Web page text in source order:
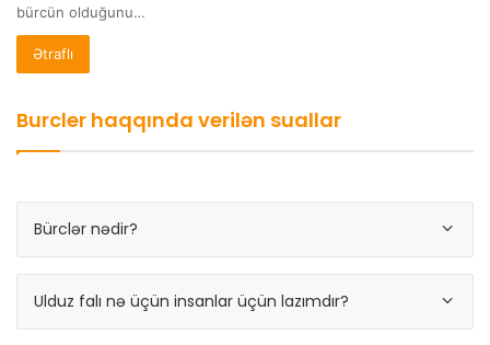
bürcün olduğunu…
Ətraflı
Burcler haqqında verilən suallar
Bürclər nədir?
Ulduz falı nə üçün insanlar üçün lazımdır?